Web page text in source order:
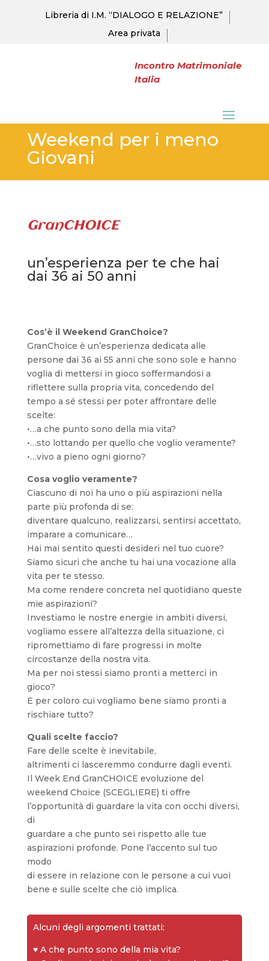
Libreria di I.M. “DIALOGO E RELAZIONE”
Area privata
Incontro Matrimoniale
Italia
Weekend per i meno
Giovani
GranCHOICE
un’esperienza per te che hai
dai 36 ai 50 anni
Cos’è il Weekend GranChoice?
GranChoice è un’esperienza dedicata alle
persone dai 36 ai 55 anni che sono sole e hanno
voglia di mettersi in gioco soffermandosi a
riflettere sulla propria vita, concedendo del
tempo a sé stessi per poter affrontare delle
scelte:
•…a che punto sono della mia vita?
•…sto lottando per quello che voglio veramente?
•…vivo a pieno ogni giorno?
Cosa voglio veramente?
Ciascuno di noi ha uno o più aspirazioni nella
parte più profonda di se:
diventare qualcuno, realizzarsi, sentirsi accettato,
imparare a comunicare…
Hai mai sentito questi desideri nel tuo cuore?
Siamo sicuri che anche tu hai una vocazione alla
vita per te stesso.
Ma come rendere concreta nel quotidiano queste
mie aspirazioni?
Investiamo le nostre energie in ambiti diversi,
vogliamo essere all’altezza della situazione, ci
ripromettiamo di fare progressi in molte
circostanze della nostra vita.
Ma per noi stessi siamo pronti a metterci in
gioco?
E per coloro cui vogliamo bene siamo pronti a
rischiare tutto?
Quali scelte faccio?
Fare delle scelte è inevitabile,
altrimenti ci lasceremmo condurre dagli eventi.
Il Week End GranCHOICE evoluzione del
weekend Choice (SCEGLIERE) ti offre
l’opportunità di guardare la vita con occhi diversi,
di
guardare a che punto sei rispetto alle tue
aspirazioni profonde. Pone l’accento sul tuo
modo
di essere in relazione con le persone a cui vuoi
bene e sulle scelte che ciò implica.
Alcuni degli argomenti trattati:
♥ A che punto sono della mia vita?